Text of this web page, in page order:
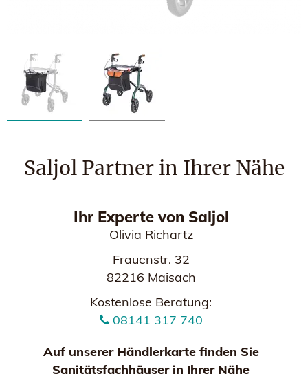
Saljol Partner in Ihrer Nähe
Ihr Experte von Saljol
Olivia Richartz
Frauenstr. 32
82216 Maisach
Kostenlose Beratung:
08141 317 740
Auf unserer Händlerkarte finden Sie
Sanitätsfachhäuser in Ihrer Nähe